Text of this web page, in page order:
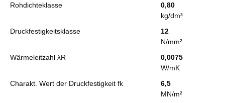
Rohdichteklasse
0,80
kg/dm³
Druckfestigkeitsklasse
12
N/mm²
Wärmeleitzahl λR
0,0075
W/mK
Charakt. Wert der Druckfestigkeit fk
6,5
MN/m²